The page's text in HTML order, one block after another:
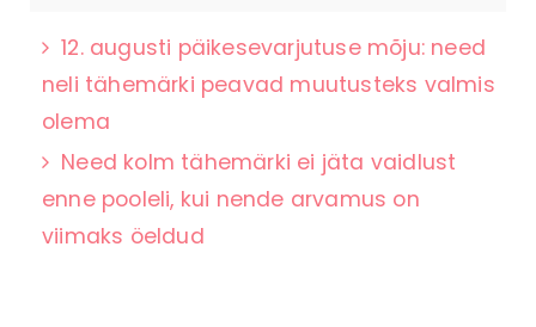
12. augusti päikesevarjutuse mõju: need
neli tähemärki peavad muutusteks valmis
olema
Need kolm tähemärki ei jäta vaidlust
enne pooleli, kui nende arvamus on
viimaks öeldud